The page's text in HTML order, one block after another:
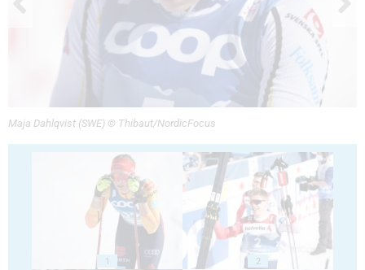
Maja Dahlqvist (SWE) © Thibaut/NordicFocus
1 2